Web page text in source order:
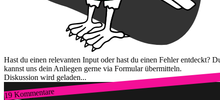
Hast du einen relevanten Input oder hast du einen Fehler entdeckt?
kannst uns dein Anliegen gerne via Formular übermitteln.
Diskussion wird geladen...
19 Kommentare
Zum Login